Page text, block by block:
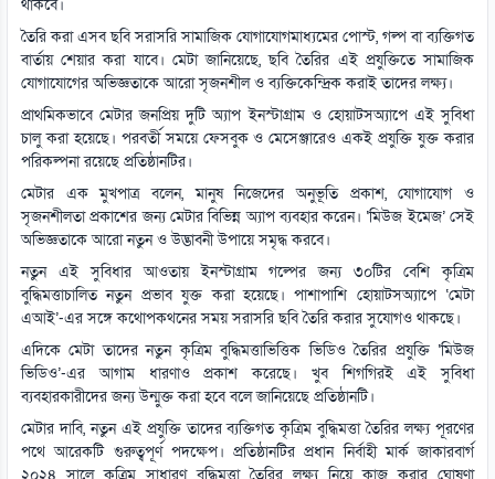
থাকবে।
তৈরি করা এসব ছবি সরাসরি সামাজিক যোগাযোগমাধ্যমের পোস্ট, গল্প বা ব্যক্তিগত
বার্তায় শেয়ার করা যাবে। মেটা জানিয়েছে, ছবি তৈরির এই প্রযুক্তিতে সামাজিক
যোগাযোগের অভিজ্ঞতাকে আরো সৃজনশীল ও ব্যক্তিকেন্দ্রিক করাই তাদের লক্ষ্য।
প্রাথমিকভাবে মেটার জনপ্রিয় দুটি অ্যাপ ইনস্টাগ্রাম ও হোয়াটসঅ্যাপে এই সুবিধা
চালু করা হয়েছে। পরবর্তী সময়ে ফেসবুক ও মেসেঞ্জারেও একই প্রযুক্তি যুক্ত করার
পরিকল্পনা রয়েছে প্রতিষ্ঠানটির।
মেটার এক মুখপাত্র বলেন, মানুষ নিজেদের অনুভূতি প্রকাশ, যোগাযোগ ও
সৃজনশীলতা প্রকাশের জন্য মেটার বিভিন্ন অ্যাপ ব্যবহার করেন। ‘মিউজ ইমেজ’ সেই
অভিজ্ঞতাকে আরো নতুন ও উদ্ভাবনী উপায়ে সমৃদ্ধ করবে।
নতুন এই সুবিধার আওতায় ইনস্টাগ্রাম গল্পের জন্য ৩০টির বেশি কৃত্রিম
বুদ্ধিমত্তাচালিত নতুন প্রভাব যুক্ত করা হয়েছে। পাশাপাশি হোয়াটসঅ্যাপে ‘মেটা
এআই’-এর সঙ্গে কথোপকথনের সময় সরাসরি ছবি তৈরি করার সুযোগও থাকছে।
এদিকে মেটা তাদের নতুন কৃত্রিম বুদ্ধিমত্তাভিত্তিক ভিডিও তৈরির প্রযুক্তি ‘মিউজ
ভিডিও’-এর আগাম ধারণাও প্রকাশ করেছে। খুব শিগগিরই এই সুবিধা
ব্যবহারকারীদের জন্য উন্মুক্ত করা হবে বলে জানিয়েছে প্রতিষ্ঠানটি।
মেটার দাবি, নতুন এই প্রযুক্তি তাদের ব্যক্তিগত কৃত্রিম বুদ্ধিমত্তা তৈরির লক্ষ্য পূরণের
পথে আরেকটি গুরুত্বপূর্ণ পদক্ষেপ। প্রতিষ্ঠানটির প্রধান নির্বাহী মার্ক জাকারবার্গ